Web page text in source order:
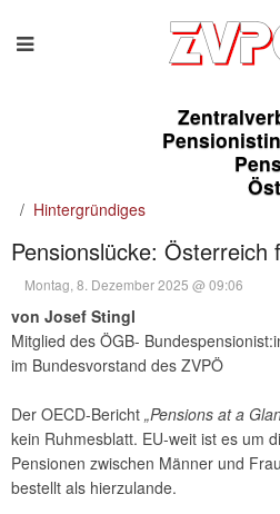
Hintergründiges
Pensionslücke: Österreich
Montag, 8. Dezember 2025 @ 09:06
von Josef Stingl
Mitglied des ÖGB-
im Bundesvorstand des ZVPÖ
Der OECD-Bericht „Pensions at a
kein Ruhmesblatt. EU-weit ist es um
Pensionen zwischen Männer und
bestellt als hierzulande.